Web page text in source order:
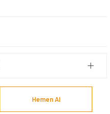
Hemen Al